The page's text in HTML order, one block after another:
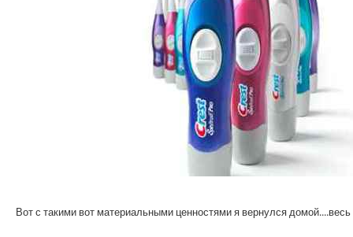
Вот с такими вот материальными ценностями я вернулся